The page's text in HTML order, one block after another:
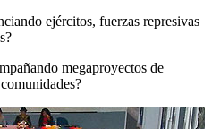
ejércitos, fuerzas represivas
megaproyectos de